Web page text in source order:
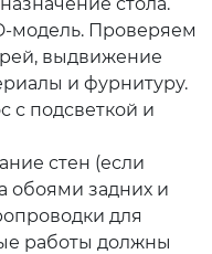
модель. Проверяем
выдвижение
и фурнитуру.
с подсветкой и
стен (если
обоями задних и
для
работы должны